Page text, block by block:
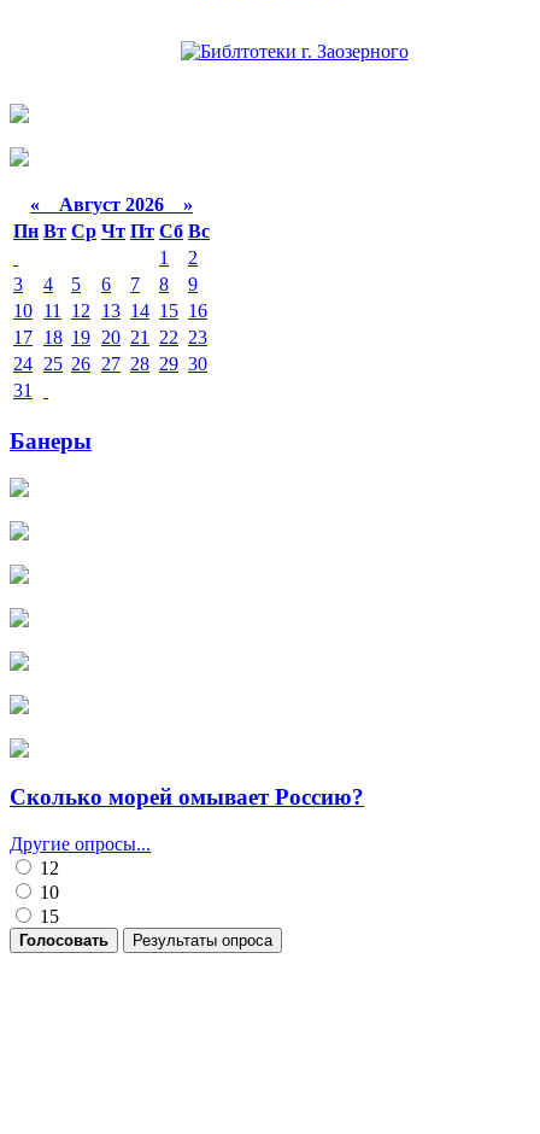
« Август 2026 »
Пн Вт Ср Чт Пт Сб Вс
1
2
3
4 5 6 7 8
9
10 11 12 13 14 15 16
17 18 19 20 21 22 23
24 25 26 27 28 29 30
31
Банеры
Сколько морей омывает Россию?
Другие опросы...
12
10
15
Голосовать Результаты опроса